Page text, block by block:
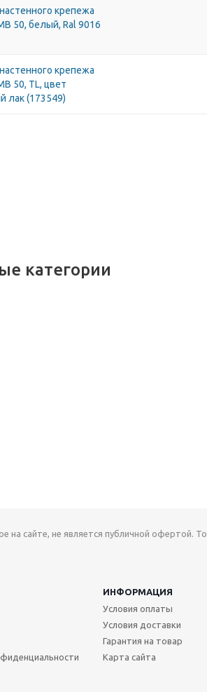
крепежа
50, белый, Ral 9016
крепежа
50, TL, цвет
лак (173549)
категории
на сайте, не является публичной
ИНФОРМАЦИЯ
Условия оплаты
Условия доставки
Гарантия на товар
Карта сайта